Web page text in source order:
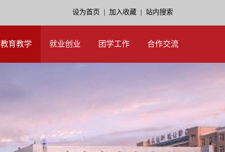
设为首页 加入收藏 站内搜索
教育教学 就业创业 团学工作 合作交流